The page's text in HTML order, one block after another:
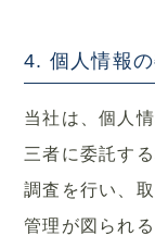
4. 個人情報
当社は、個人
三者に委託す
調査を行い、
管理が図られ